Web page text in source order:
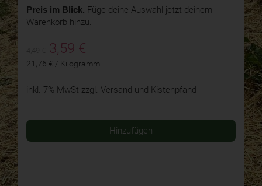
Preis im Blick. Füge deine Auswahl jetzt deinem
Warenkorb hinzu.
3,59 €
21,76 € / Kilogramm
inkl. 7% MwSt zzgl. Versand und Kistenpfand
Hinzufügen